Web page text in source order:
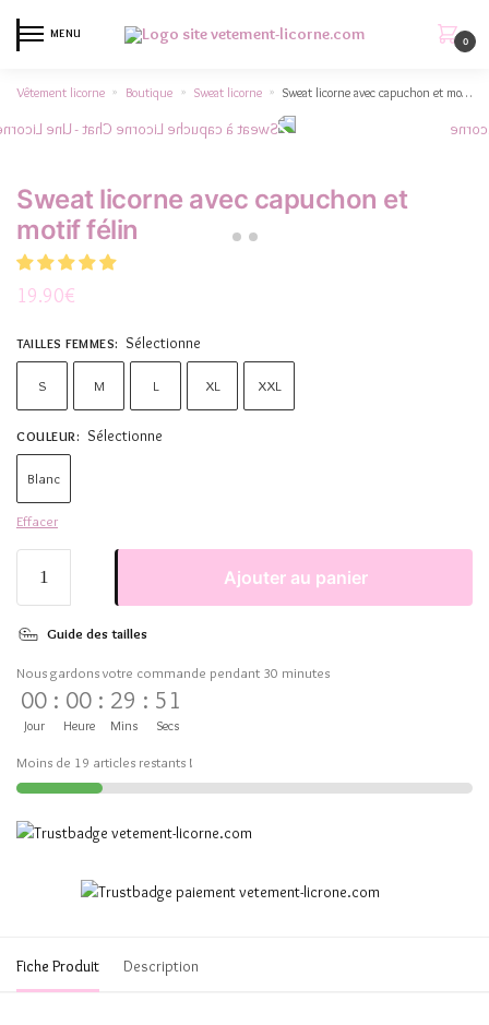
MENU
0
Vêtement licorne » Boutique » Sweat licorne » Sweat licorne avec capuchon et motif félin
Sweat licorne avec capuchon et
motif félin
19.90€
TAILLES FEMMES: Sélectionne
S M L XL XXL
COULEUR: Sélectionne
Blanc
Effacer
Ajouter au panier
Guide des tailles
Nous gardons votre commande pendant 30 minutes
00
Jour
: 00
Heure
: 29
Mins
: 51
Secs
Moins de 19 articles restants !
Fiche Produit Description